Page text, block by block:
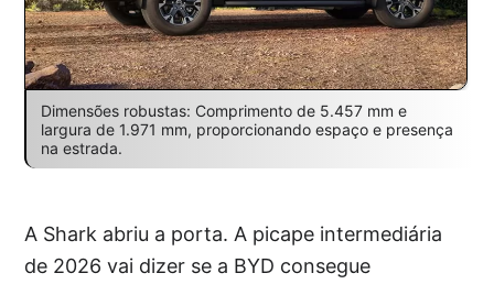
Dimensões robustas: Comprimento de 5.457 mm e
largura de 1.971 mm, proporcionando espaço e presença
na estrada.
A Shark abriu a porta. A picape intermediária
de 2026 vai dizer se a BYD consegue